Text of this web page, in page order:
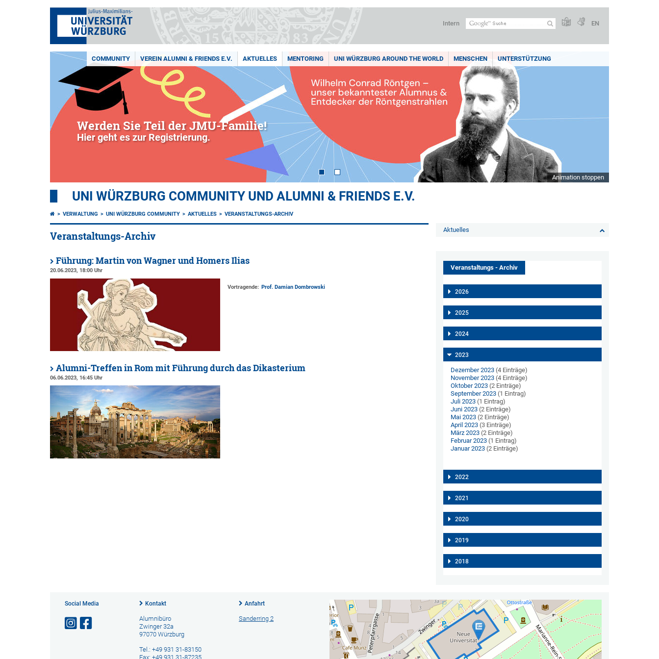
Intern EN
COMMUNITY VEREIN ALUMNI & FRIENDS E.V. AKTUELLES MENTORING UNI WÜRZBURG AROUND THE WORLD MENSCHEN UNTERSTÜTZUNG
Werden Sie Teil der JMU-Familie!
Hier geht es zur Registrierung.
Animation stoppen
UNI WÜRZBURG COMMUNITY UND ALUMNI & FRIENDS E.V.
VERWALTUNG UNI WÜRZBURG COMMUNITY AKTUELLES VERANSTALTUNGS-ARCHIV
Veranstaltungs-Archiv
Führung: Martin von Wagner und Homers Ilias
20.06.2023, 18:00 Uhr
Vortragende: Prof. Damian Dombrowski
Alumni-Treffen in Rom mit Führung durch das Dikasterium
06.06.2023, 16:45 Uhr
Aktuelles
Veranstaltungs - Archiv
2026
2025
2024
2023
Dezember 2023(4 Einträge)
November 2023(4 Einträge)
Oktober 2023(2 Einträge)
September 2023(1 Eintrag)
Juli 2023(1 Eintrag)
Juni 2023(2 Einträge)
Mai 2023(2 Einträge)
April 2023(3 Einträge)
März 2023(2 Einträge)
Februar 2023(1 Eintrag)
Januar 2023(2 Einträge)
2022
2021
2020
2019
2018
Social Media Kontakt
Alumnibüro
Zwinger 32a
97070 Würzburg
Tel.: +49 931 31-83150
Fax: +49 931 31-87235
Anfahrt
Sanderring 2